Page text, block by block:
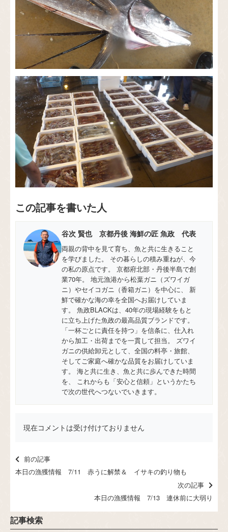
この記事を書いた人
谷次 賢也 京都丹後 海鮮の匠 魚政 代表
両親の背中を見て育ち、魚と共に生きること
を学びました。 その暮らしの積み重ねが、今
の私の原点です。 京都府北部・丹後半島で創
業70年。 地元漁港から松葉ガニ（ズワイガ
ニ）やセイコガニ（香箱ガニ）を中心に、 新
鮮で確かな海の幸を全国へお届けしていま
す。 魚政BLACKは、40年の現場経験をもと
に立ち上げた魚政の最高品質ブランドです。
「一杯ごとに責任を持つ」を信条に、仕入れ
から加工・出荷までを一貫して担当。 ズワイ
ガニの供給卸元として、全国の料亭・旅館、
そしてご家庭へ確かな品質をお届けしていま
す。 海と共に生き、魚と共に歩んできた時間
を、 これからも「安心と信頼」というかたち
で次の世代へつないでいきます。
現在コメントは受け付けておりません
前の記事
本日の漁獲情報 7/11 赤うに解禁＆ イサキの釣り物も
次の記事
本日の漁獲情報 7/13 連休前に大弱り
記事検索